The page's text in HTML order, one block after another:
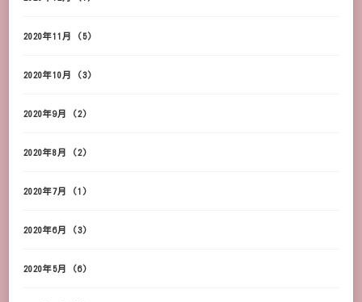
2020年11月 (5)
2020年10月 (3)
2020年9月 (2)
2020年8月 (2)
2020年7月 (1)
2020年6月 (3)
2020年5月 (6)